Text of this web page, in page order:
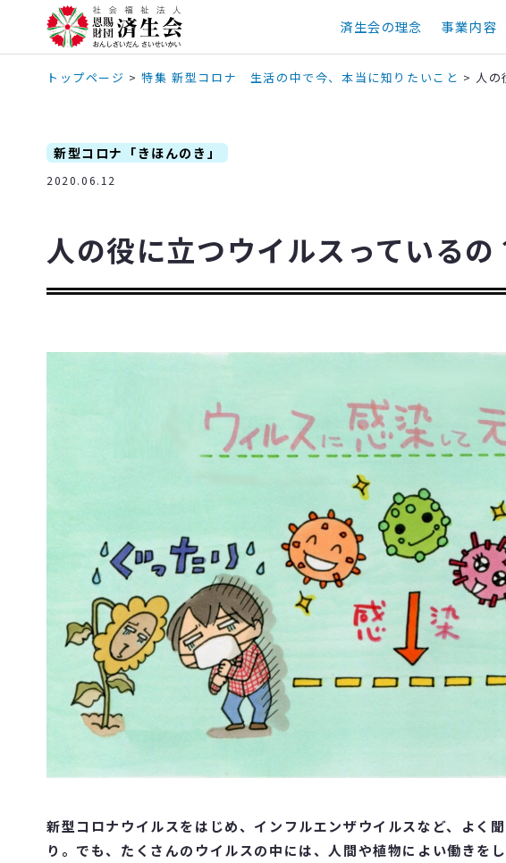
済生会の理念 事業内容
トップページ >特集 新型コロナ 生活の中で今、本当に知りたいこと > 人の
新型コロナ「きほんのき」
2020.06.12
人の役に立つウイルスっているの
新型コロナウイルスをはじめ、インフルエンザウイルスなど、よく
り。でも、たくさんのウイルスの中には、人間や植物によい働き